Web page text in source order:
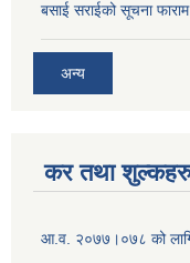
बसाई सराईको सूचना फाराम
अन्य
कर तथा
आ.व. २०७७।०७८ को